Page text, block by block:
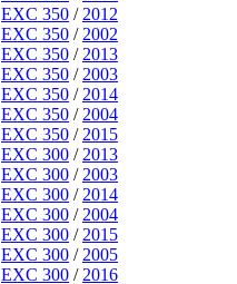
EXC 350 / 2012
EXC 350 / 2002
EXC 350 / 2013
EXC 350 / 2003
EXC 350 / 2014
EXC 350 / 2004
EXC 350 / 2015
EXC 300 / 2013
EXC 300 / 2003
EXC 300 / 2014
EXC 300 / 2004
EXC 300 / 2015
EXC 300 / 2005
EXC 300 / 2016